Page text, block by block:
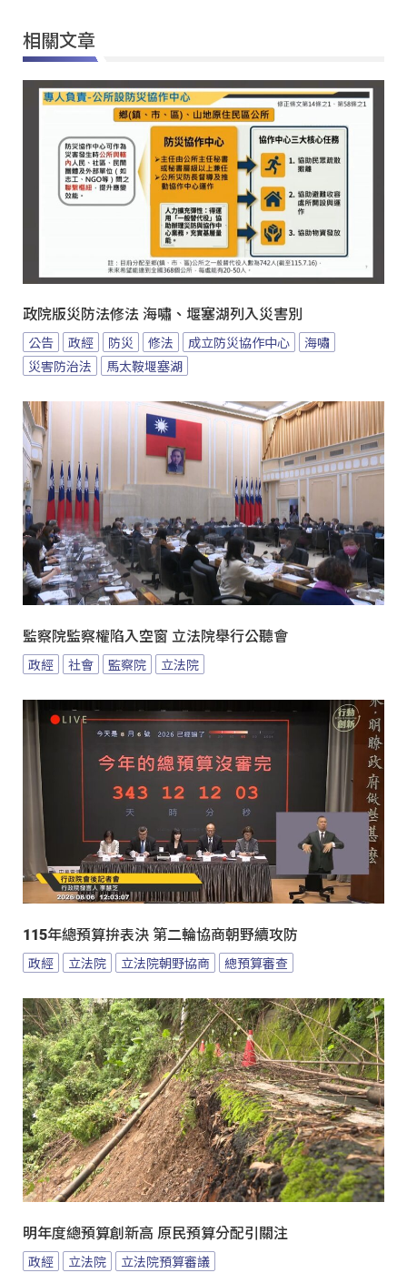
相關文章
政院版災防法修法 海嘯、堰塞湖列入災害別
公告 政經 防災 修法 成立防災協作中心
海嘯
災害防治法
馬太鞍堰塞湖
監察院監察權陷入空窗 立法院舉行公聽會
政經 社會 監察院 立法院
115年總預算拚表決 第二輪協商朝野續攻防
政經 立法院 立法院朝野協商 總預算審查
明年度總預算創新高 原民預算分配引關注
政經 立法院 立法院預算審議